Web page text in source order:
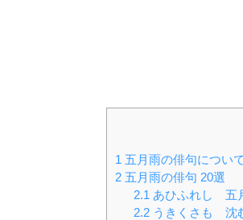
1 五月雨の俳句について
2 五月雨の俳句 20選
2.1 あひふれし 五
2.2うきくさも 沈